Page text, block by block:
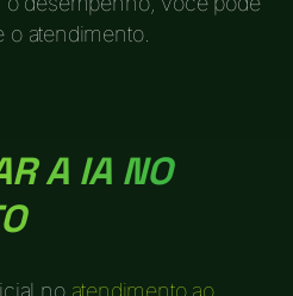
o atendimento.
A IA NO